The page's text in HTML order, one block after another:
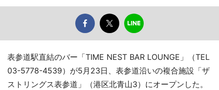
表参道駅直結のバー「TIME NEST BAR LOUNGE」（TEL
03-5778-4539）が5月23日、表参道沿いの複合施設「ザ
ストリングス表参道」（港区北青山3）にオープンした。